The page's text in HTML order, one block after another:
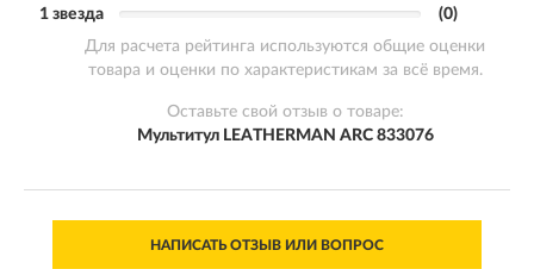
1 звезда
(0)
Для расчета рейтинга используются общие оценки
товара и оценки по характеристикам за всё время.
Оставьте свой отзыв о товаре:
Мультитул LEATHERMAN ARC 833076
НАПИСАТЬ ОТЗЫВ ИЛИ ВОПРОС